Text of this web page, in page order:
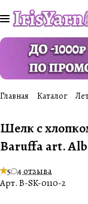
Главная Каталог
Шелк с
Baruffa art.
5 4 отзыва
Арт. B-SK-0110-2